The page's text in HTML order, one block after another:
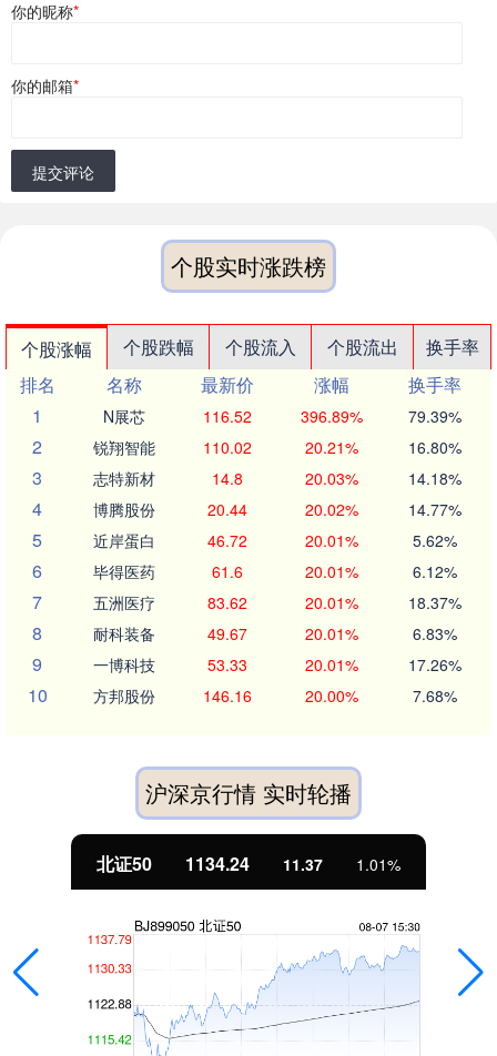
你的昵称*
你的邮箱*
提交评论
个股实时涨跌榜
个股涨幅 个股跌幅 个股流入 个股流出
换手率
排名
名称 最新价 涨幅
换手率
1
N展芯 116.52 396.89% 79.39%
2 锐翔智能 110.02 20.21% 16.80%
3 志特新材 14.8 20.03% 14.18%
4 博腾股份 20.44 20.02% 14.77%
5 近岸蛋白 46.72 20.01% 5.62%
6 毕得医药 61.6 20.01% 6.12%
7 五洲医疗 83.62 20.01% 18.37%
8 耐科装备 49.67 20.01% 6.83%
9 一博科技 53.33 20.01% 17.26%
10 方邦股份 146.16 20.00% 7.68%
沪深京行情 实时轮播
北证50 1134.24 11.37 1.01%